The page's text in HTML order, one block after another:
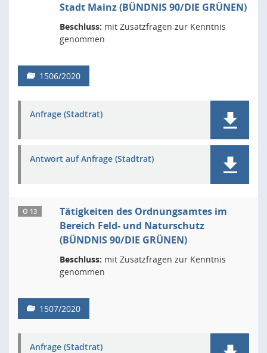
Stadt Mainz (BÜNDNIS 90/DIE GRÜNEN)
Beschluss: mit Zusatzfragen zur Kenntnis
genommen
1506/2020
Anfrage (Stadtrat)
Antwort auf Anfrage (Stadtrat)
Ö 13
Tätigkeiten des Ordnungsamtes im
Bereich Feld- und Naturschutz
(BÜNDNIS 90/DIE GRÜNEN)
Beschluss: mit Zusatzfragen zur Kenntnis
genommen
1507/2020
Anfrage (Stadtrat)